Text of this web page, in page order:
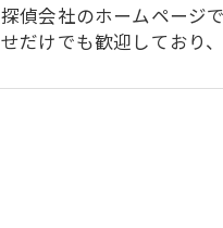
探偵会社のホームページ
せだけでも歓迎しており